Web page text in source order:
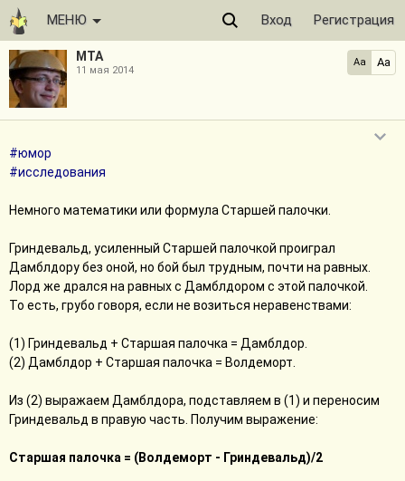
МЕНЮ Вход Регистрация
МТА
11 мая 2014
Aa Aa
#юмор
#исследования
Немного математики или формула Старшей палочки.
Гриндевальд, усиленный Старшей палочкой проиграл
Дамблдору без оной, но бой был трудным, почти на равных.
Лорд же дрался на равных с Дамблдором с этой палочкой.
То есть, грубо говоря, если не возиться неравенствами:
(1) Гриндевальд + Старшая палочка = Дамблдор.
(2) Дамблдор + Старшая палочка = Волдеморт.
Из (2) выражаем Дамблдора, подставляем в (1) и переносим
Гриндевальд в правую часть. Получим выражение:
Старшая палочка = (Волдеморт - Гриндевальд)/2